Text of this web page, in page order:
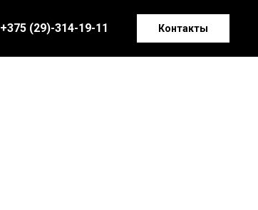
+375 (29)-314-19-11 Контакты